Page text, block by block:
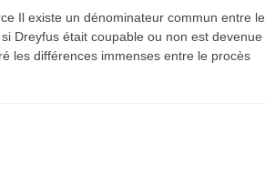
Il existe un dénominateur commun entre le
Dreyfus était coupable ou non est devenue
les différences immenses entre le procès
historique juive face à
l’injonction de faiblesse ?